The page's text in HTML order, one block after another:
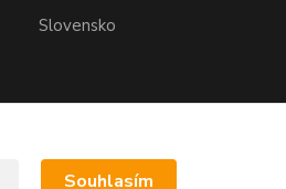
Slovensko
Souhlasím